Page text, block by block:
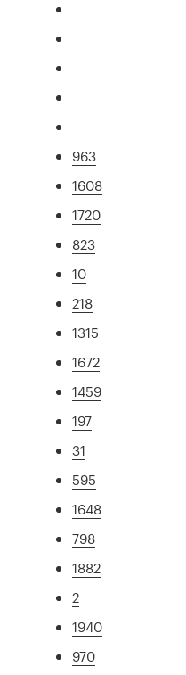
963
1608
1720
823
10
218
1315
1672
1459
197
31
595
1648
798
1882
2
1940
970